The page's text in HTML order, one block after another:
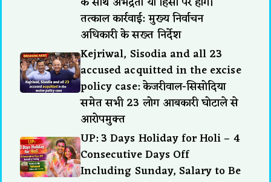
तत्काल कार्रवाई: मुख्य निर्वाचन
अधिकारी के सख्त निर्देश
Kejriwal, Sisodia and all 23
accused acquitted in the excise
policy case: केजरीवाल-सिसोदिया
समेत सभी 23 लोग आबकारी घोटाले से
आरोपमुक्त
UP: 3 Days Holiday for Holi – 4
Consecutive Days Off
Including Sunday, Salary to Be